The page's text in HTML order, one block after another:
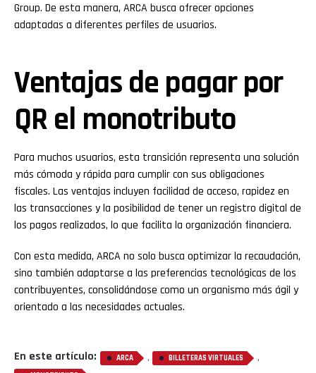
Group. De esta manera, ARCA busca ofrecer opciones
adaptadas a diferentes perfiles de usuarios.
Ventajas de pagar por
QR el monotributo
Para muchos usuarios, esta transición representa una solución
más cómoda y rápida para cumplir con sus obligaciones
fiscales. Las ventajas incluyen facilidad de acceso, rapidez en
las transacciones y la posibilidad de tener un registro digital de
los pagos realizados, lo que facilita la organización financiera.
Con esta medida, ARCA no solo busca optimizar la recaudación,
sino también adaptarse a las preferencias tecnológicas de los
contribuyentes, consolidándose como un organismo más ágil y
orientado a las necesidades actuales.
En este artículo: ARCA , BILLETERAS VIRTUALES ,
Reddit